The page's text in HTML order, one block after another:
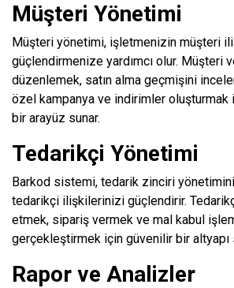
Müşteri Yönetimi
Müşteri yönetimi, işletmenizin müşteri
güçlendirmenize yardımcı olur. Müşteri
düzenlemek, satın alma geçmişini
özel kampanya ve indirimler oluşturmak
bir arayüz sunar.
Tedarikçi Yönetimi
Barkod sistemi, tedarik zinciri
tedarikçi ilişkilerinizi güçlendirir.
etmek, sipariş vermek ve mal kabul
gerçekleştirmek için güvenilir bir altyapı
Rapor ve Analizler